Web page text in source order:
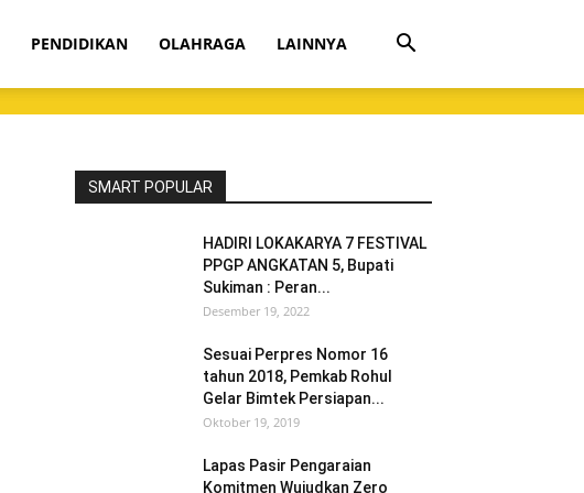
PENDIDIKAN OLAHRAGA LAINNYA
SMART POPULAR
HADIRI LOKAKARYA 7 FESTIVAL
PPGP ANGKATAN 5, Bupati
Sukiman : Peran...
Desember 19, 2022
Sesuai Perpres Nomor 16
tahun 2018, Pemkab Rohul
Gelar Bimtek Persiapan...
Oktober 19, 2019
Lapas Pasir Pengaraian
Komitmen Wujudkan Zero